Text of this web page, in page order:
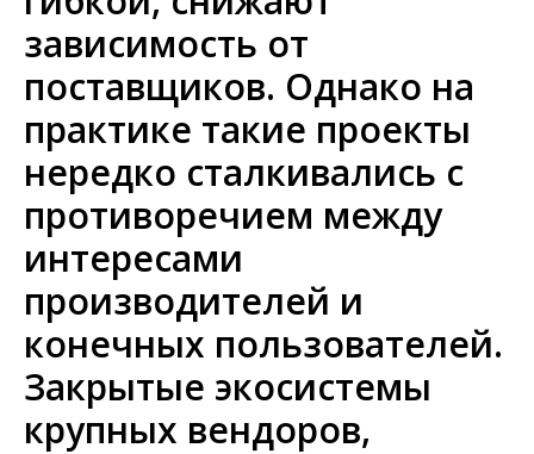
зависимость от
поставщиков. Однако на
практике такие проекты
нередко сталкивались с
противоречием между
интересами
производителей и
конечных пользователей.
Закрытые экосистемы
крупных вендоров,